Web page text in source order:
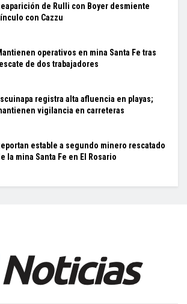
de Rulli con Boyer desmiente
con Cazzu
operativos en mina Santa Fe tras
de dos trabajadores
registra alta afluencia en playas;
vigilancia en carreteras
estable a segundo minero rescatado
la mina Santa Fe en El Rosario